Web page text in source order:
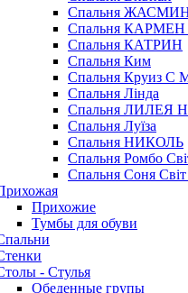
Спальня
Спальня
Спальня КАТРИН
Спальня Ким
Спальня Круиз С
Спальня Лінда
Спальня ЛИЛЕЯ
Спальня Луїза
Спальня НИКОЛЬ
Спальня Ромбо
Спальня Соня
Прихожие
Тумбы для обуви
- Стулья
Обеденные групы